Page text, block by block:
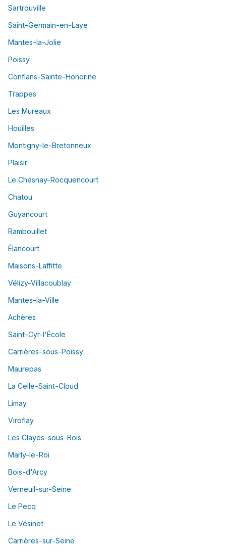
Sartrouville
Saint-Germain-en-Laye
Mantes-la-Jolie
Poissy
Conflans-Sainte-Honorine
Trappes
Les Mureaux
Houilles
Montigny-le-Bretonneux
Plaisir
Le Chesnay-Rocquencourt
Chatou
Guyancourt
Rambouillet
Élancourt
Maisons-Laffitte
Vélizy-Villacoublay
Mantes-la-Ville
Achères
Saint-Cyr-l'École
Carrières-sous-Poissy
Maurepas
La Celle-Saint-Cloud
Limay
Viroflay
Les Clayes-sous-Bois
Marly-le-Roi
Bois-d'Arcy
Verneuil-sur-Seine
Le Pecq
Le Vésinet
Carrières-sur-Seine